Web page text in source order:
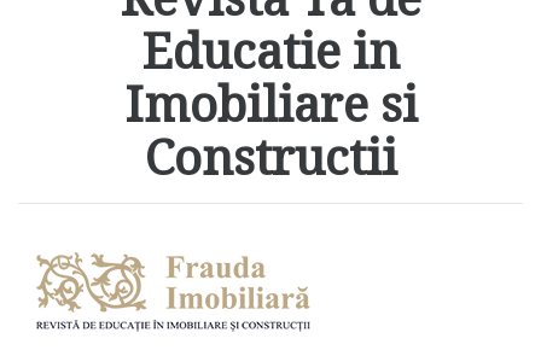
Educatie in
Imobiliare si
Constructii